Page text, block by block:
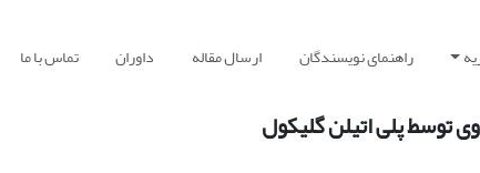
راهنمای نویسندگان ارسال مقاله داوران تماس با ما
توسط پلی اتیلن گلیکول